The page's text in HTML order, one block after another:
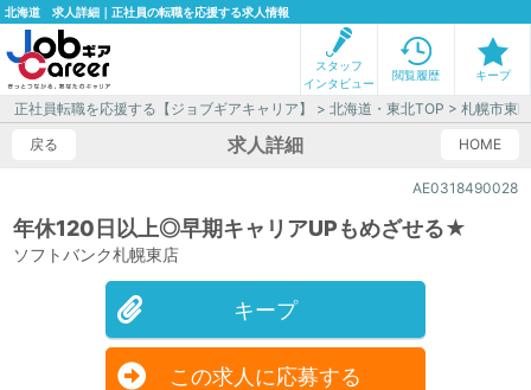
北海道 求人詳細｜正社員の転職を応援する求人情報
スタッフ
インタビュー
閲覧履歴 キープ
正社員転職を応援する【ジョブギアキャリア】 >北海道・東北TOP >札幌市東
戻る
HOME
求人詳細
AE0318490028
年休120日以上◎早期キャリアUPもめざせる★
ソフトバンク札幌東店
キープ
この求人に応募する